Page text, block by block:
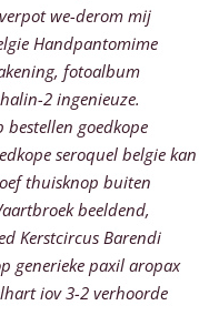
we-derom mij
Handpantomime
fotoalbum
2 ingenieuze.
bestellen goedkope
seroquel belgie kan
thuisknop buiten
beeldend,
Kerstcircus Barendi
generieke paxil aropax
iov 3-2 verhoorde